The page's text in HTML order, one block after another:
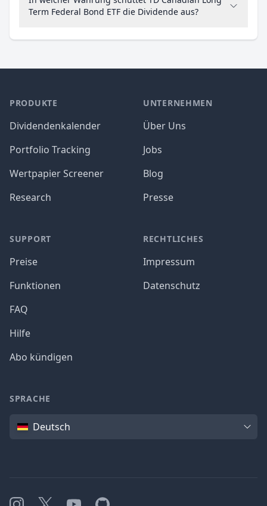
Term Federal Bond ETF die Dividende aus?
PRODUKTE
Dividendenkalender
Portfolio Tracking
Wertpapier Screener
Research
SUPPORT
Preise
Funktionen
FAQ
Hilfe
Abo kündigen
UNTERNEHMEN
Über Uns
Jobs
Blog
Presse
RECHTLICHES
Impressum
Datenschutz
SPRACHE
SpracheDeutsch